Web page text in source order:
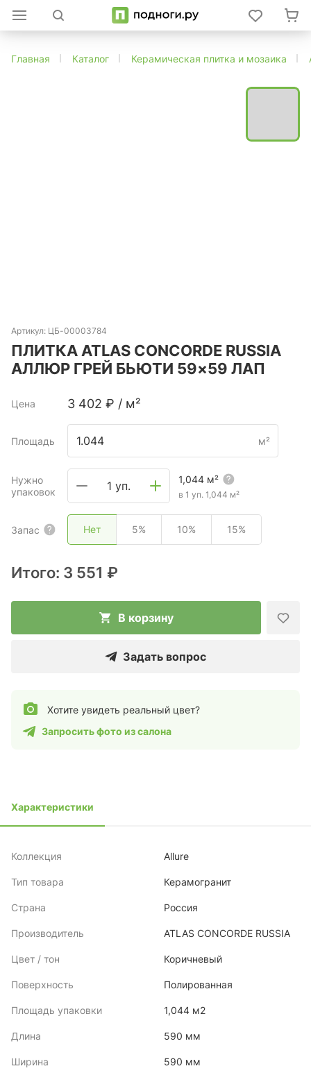
Главная Каталог Керамическая плитка и мозаика
Артикул: ЦБ-00003784
ПЛИТКА ATLAS CONCORDE RUSSIA
АЛЛЮР ГРЕЙ БЬЮТИ 59×59 ЛАП
Цена 3 402 ₽ / м²
Площадь м²
Нужно
упаковок
1 уп. 1,044 м²
в 1 уп. 1,044 м²
Запас Нет 5% 10% 15%
Итого: 3 551 ₽
В корзину
Задать вопрос
Хотите увидеть реальный цвет?
Запросить фото из салона
Характеристики
Коллекция Allure
Тип товара Керамогранит
Страна Россия
Производитель ATLAS CONCORDE RUSSIA
Цвет / тон Коричневый
Поверхность Полированная
Площадь упаковки 1,044 м2
Длина 590 мм
Ширина 590 мм